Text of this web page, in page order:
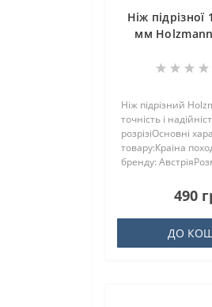
Ніж
мм
Ніж підрізний
точність і
розрізіОсновні
товару:Країна
бренду:
490
ДО